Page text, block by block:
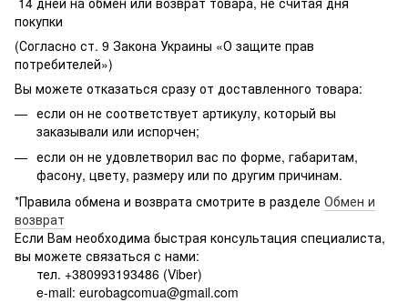
покупки
(Согласно ст. 9 Закона Украины «О защите прав
потребителей»)
Вы можете отказаться сразу от доставленного товара:
если он не соответствует артикулу, который вы
заказывали или испорчен;
если он не удовлетворил вас по форме, габаритам,
фасону, цвету, размеру или по другим причинам.
*Правила обмена и возврата смотрите в разделе Обмен и
возврат
Если Вам необходима быстрая консультация специалиста,
вы можете связаться с нами:
тел. +380993193486 (Viber)
e-mail: eurobagcomua@gmail.com